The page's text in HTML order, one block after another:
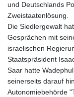
und Deutschlands
Zweistaatenlösung.
Die Siedlergewalt
Gesprächen mit
israelischen
Staatspräsident
Saar hatte
seinerseits darauf
Autonomiebehörde